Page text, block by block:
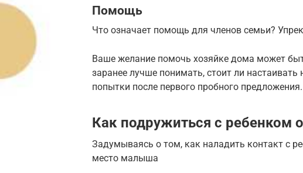
Помощь
Что означает помощь для членов семьи?
Ваше желание помочь хозяйке дома может
заранее лучше понимать, стоит ли
попытки после первого пробного предложения.
Как подружиться с ребенком
Задумываясь о том, как наладить контакт с
место малыша